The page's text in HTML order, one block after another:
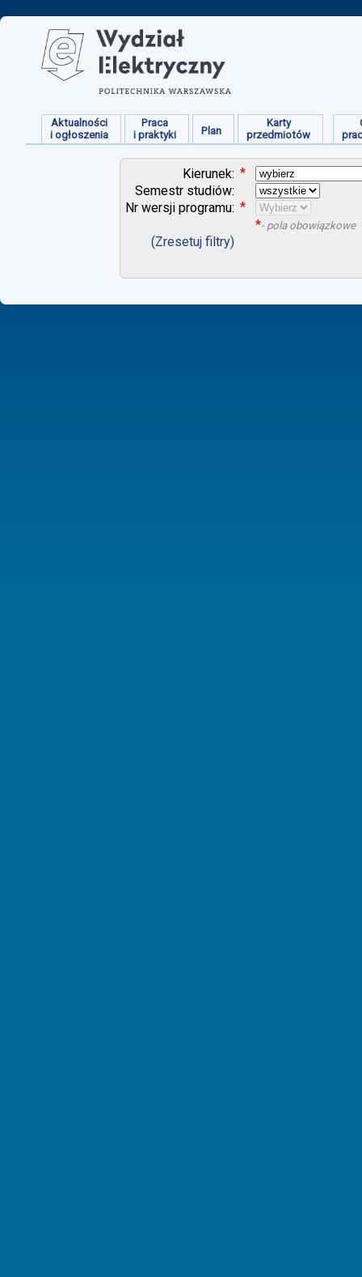
Aktualności
i ogłoszenia
Praca
i praktyki
Plan
Karty
przedmiotów
Kierunek: *
Semestr studiów:
Nr wersji programu: *
*- pola obowiązkowe
(Zresetuj filtry)